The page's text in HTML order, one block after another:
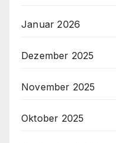
Januar 2026
Dezember 2025
November 2025
Oktober 2025